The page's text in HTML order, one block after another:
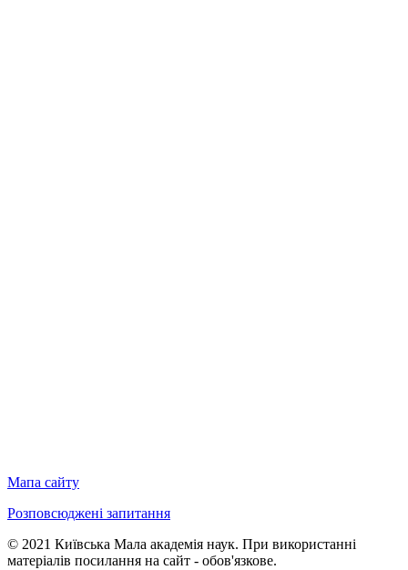
Мапа сайту
Розповсюджені запитання
© 2021 Київська Мала академія наук. При використанні
матеріалів посилання на сайт - обов'язкове.